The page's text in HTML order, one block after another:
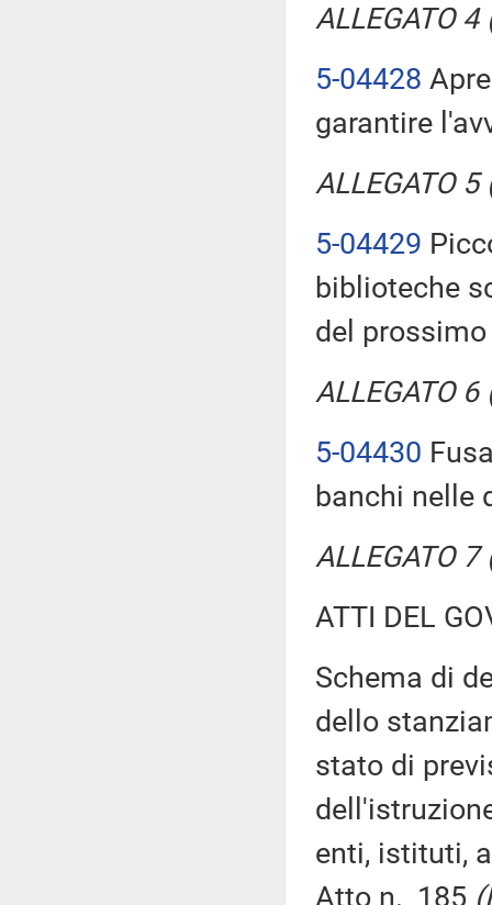
ALLEGATO
5-04428
garantire
ALLEGATO
5-04429
biblioteche
del
ALLEGATO
5-04430
banchi nelle
ALLEGATO
ATTI DEL
Schema di
dello
stato di
enti, istituti,
Atto n. 185